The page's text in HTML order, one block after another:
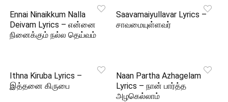
Ennai Ninaikkum Nalla
Deivam Lyrics – என்னை
நினைக்கும் நல்ல தெய்வம்
Saavamaiyullavar Lyrics –
சாவமையுள்ளவர்
Ithna Kiruba Lyrics –
இத்தனை கிருபை
Naan Partha Azhagelam
Lyrics – நான் பார்த்த
அழகெல்லாம்